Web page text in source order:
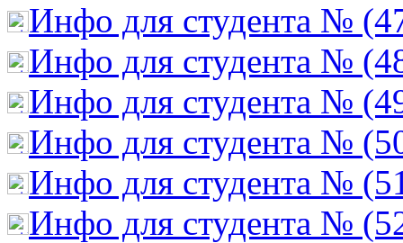
Инфо для студента №
Инфо для студента №
Инфо для студента №
Инфо для студента №
Инфо для студента №
Инфо для студента №